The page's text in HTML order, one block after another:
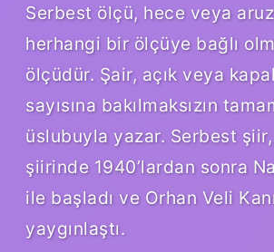
Serbest ölçü, hece veya
herhangi bir ölçüye bağlı
ölçüdür. Şair, açık veya
sayısına bakılmaksızın
üslubuyla yazar. Serbest
şiirinde 1940’lardan sonra
ile başladı ve Orhan Veli
yaygınlaştı.